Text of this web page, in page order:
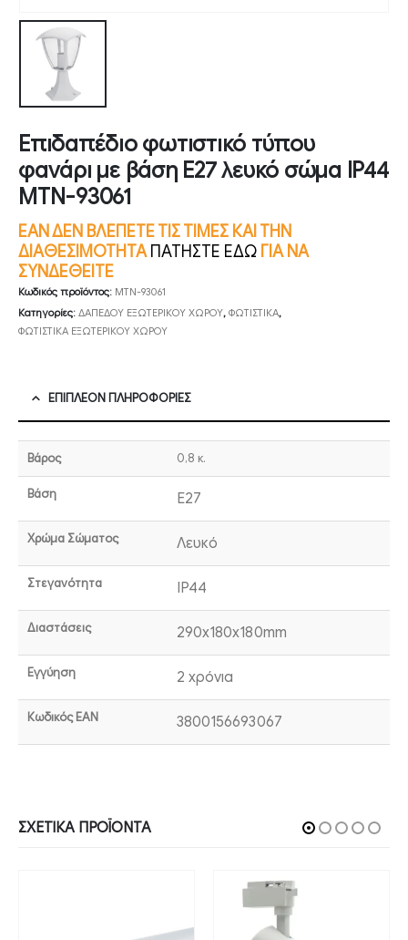
Επιδαπέδιο φωτιστικό τύπου
φανάρι με βάση E27 λευκό σώμα IP44
MTN-93061
ΕΑΝ ΔΕΝ ΒΛΕΠΕΤΕ ΤΙΣ ΤΙΜΕΣ ΚΑΙ ΤΗΝ
ΔΙΑΘΕΣΙΜΟΤΗΤΑ ΠΑΤΗΣΤΕ ΕΔΩ ΓΙΑ ΝΑ
ΣΥΝΔΕΘΕΙΤΕ
Κωδικός προϊόντος: MTN-93061
Κατηγορίες: ΔΑΠΕΔΟΥ ΕΞΩΤΕΡΙΚΟΥ ΧΩΡΟΥ, ΦΩΤΙΣΤΙΚΑ,
ΦΩΤΙΣΤΙΚΑ ΕΞΩΤΕΡΙΚΟΥ ΧΩΡΟΥ
ΕΠΙΠΛΈΟΝ ΠΛΗΡΟΦΟΡΊΕΣ
Βάρος 0,8 κ.
Βάση E27
Χρώμα Σώματος Λευκό
Στεγανότητα IP44
Διαστάσεις 290x180x180mm
Εγγύηση 2 χρόνια
Κωδικός EAN 3800156693067
ΣΧΕΤΙΚΆ ΠΡΟΪΌΝΤΑ